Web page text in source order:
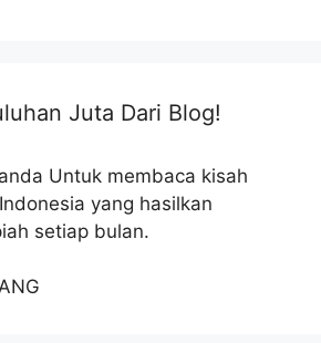
Juta Dari Blog!
Untuk membaca kisah
yang hasilkan
setiap bulan.